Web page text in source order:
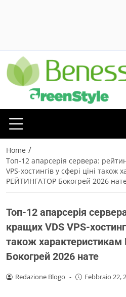
Home /
Топ-12 апарсерія сервера:
VPS-хостингів у сфері ціні також
РЕЙТИНГАТОР Бокогрей 2026 нате
Топ-12 апарсерія
кращих VDS VPS-
також
Бокогрей 2026 нате
Redazione Blogo - Febbraio 22,